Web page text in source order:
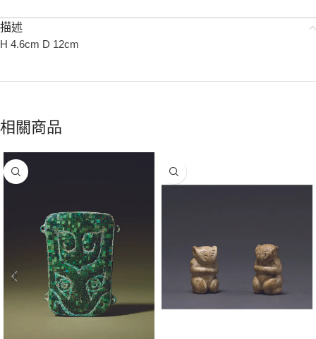
描述
H 4.6cm D 12cm
相關商品